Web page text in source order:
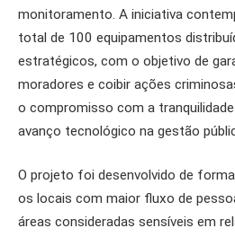
monitoramento. A iniciativa
total de 100 equipamentos
estratégicos, com o objetivo de
moradores e coibir ações
o compromisso com a
avanço tecnológico na gestão
O projeto foi desenvolvido de
os locais com maior fluxo de
áreas consideradas sensíveis em